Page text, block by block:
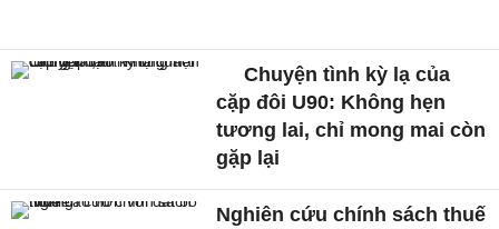
Chuyện tình kỳ lạ của
cặp đôi U90: Không hẹn
tương lai, chỉ mong mai còn
gặp lại
Nghiên cứu chính sách thuế